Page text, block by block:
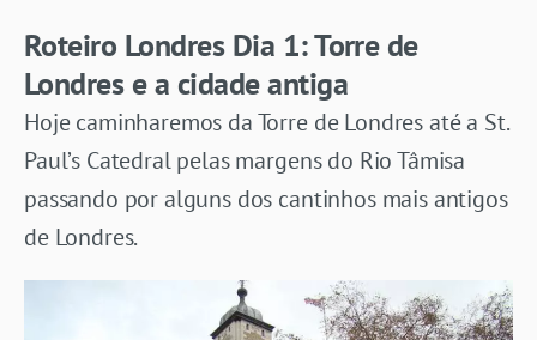
Roteiro Londres Dia 1: Torre de
Londres e a cidade antiga
Hoje caminharemos da Torre de Londres até a St.
Paul’s Catedral pelas margens do Rio Tâmisa
passando por alguns dos cantinhos mais antigos
de Londres.